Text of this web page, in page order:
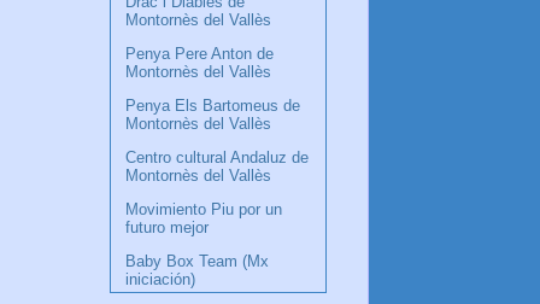
Montornès del Vallès
Penya Pere Anton de
Montornès del Vallès
Penya Els Bartomeus de
Montornès del Vallès
Centro cultural Andaluz de
Montornès del Vallès
Movimiento Piu por un
futuro mejor
Baby Box Team (Mx
iniciación)